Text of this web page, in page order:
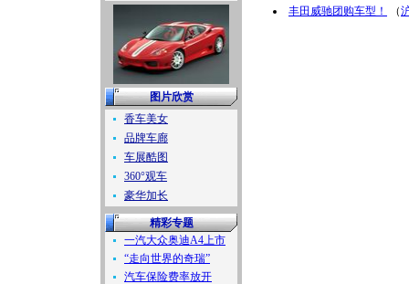
图片欣赏
香车美女
品牌车廊
车展酷图
360°观车
豪华加长
精彩专题
一汽大众奥迪A4上市
“走向世界的奇瑞”
汽车保险费率放开
丰田威驰团购车型！
（